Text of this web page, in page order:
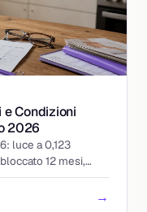
Condizioni
2026
luce a 0,123
12 mesi,
davvero.
→